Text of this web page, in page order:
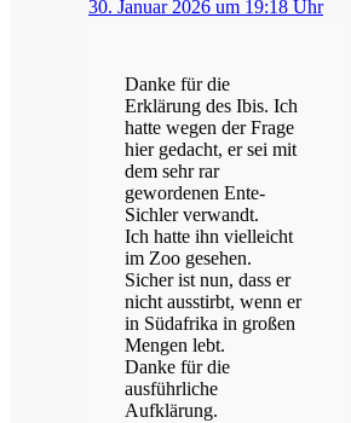
30. Januar 2026 um 19:18 Uhr
Danke für die
Erklärung des Ibis. Ich
hatte wegen der Frage
hier gedacht, er sei mit
dem sehr rar
gewordenen Ente-
Sichler verwandt.
Ich hatte ihn vielleicht
im Zoo gesehen.
Sicher ist nun, dass er
nicht ausstirbt, wenn er
in Südafrika in großen
Mengen lebt.
Danke für die
ausführliche
Aufklärung.